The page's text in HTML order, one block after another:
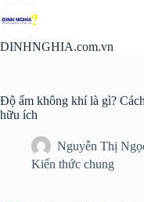
đến
nội
DINHNGHIA.com.vn
Độ ẩm không khí là gì?
hữu ích
Nguyễn Thị
Kiến thức chung